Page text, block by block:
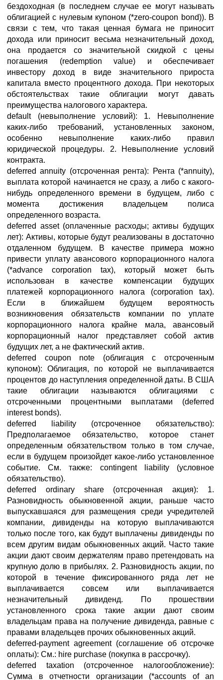
бездоходная (в последнем случае ее могут называть
облигацией с нулевым купоном (*zero-coupon bond)). В
связи с тем, что такая ценная бумага не приносит
дохода или приносит весьма незначительный доход,
она продается со значительной скидкой с цены
погашения (redemption value) и обеспечивает
инвестору доход в виде значительного прироста
капитала вместо процентного дохода. При некоторых
обстоятельствах такие облигации могут давать
преимущества налогового характера.
default (невыполнение условий): 1. Невыполнение
каких-либо требований, установленных законом,
особенно невыполнение каких-либо правил
юридической процедуры. 2. Невыполнение условий
контракта.
deferred annuity (отсроченная рента): Рента (*annuity),
выплата которой начинается не сразу, а либо с какого-
нибудь определенного времени в будущем, либо с
момента достижения владельцем полиса
определенного возраста.
deferred asset (оплаченные расходы; активы будущих
лет): Активы, которые будут реализованы в достаточно
отдаленном будущем. В качестве примера можно
привести уплату авансового корпорационного налога
(*advance corporation tax), который может быть
использован в качестве компенсации будущих
платежей корпорационного налога (corporation tax).
Если в ближайшем будущем вероятность
возникновения обязательств компании по уплате
корпорационного налога крайне мала, авансовый
корпорационный налог представляет собой актив
будущих лет, а не фактический актив.
deferred coupon note (облигация с отсроченным
купоном): Облигация, по которой не выплачивается
процентов до наступления определенной даты. В США
такие облигации называются облигациями с
отсроченными процентными выплатами (deferred
interest bonds).
deferred liability (отсроченное обязательство):
Предполагаемое обязательство, которое станет
определенным обязательством только в том случае,
если в будущем произойдет какое-либо установленное
событие. См. также: contingent liability (условное
обязательство).
deferred ordinary share (отсроченная акция): 1.
Разновидность обыкновенной акции, раньше часто
выпускавшаяся для размещения среди учредителей
компании, дивиденды на которую выплачиваются
только после того, как будут выплачены дивиденды по
всем другим видам обыкновенных акций. Часто такие
акции дают своим держателям право претендовать на
крупную долю в прибылях. 2. Разновидность акции, по
которой в течение фиксированного ряда лет не
выплачивается совсем или выплачивается
незначительный дивиденд. По прошествии
установленного срока такие акции дают своим
владельцам права на получение дивиденда, равные с
правами владельцев прочих обыкновенных акций.
deferred-payment agreement (соглашение об отсрочке
оплаты): См.: hire purchase (покупка в рассрочку).
deferred taxation (отсроченное налогообложение):
Сумма в отчетности организации (*accounts of an